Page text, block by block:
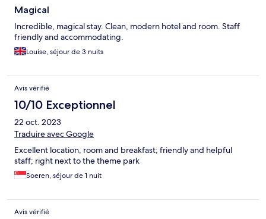
Magical
Incredible, magical stay. Clean, modern hotel and room. Staff
friendly and accommodating.
Louise, séjour de 3 nuits
Avis vérifié
10/10 Exceptionnel
22 oct. 2023
Traduire avec Google
Excellent location, room and breakfast; friendly and helpful
staff; right next to the theme park
Soeren, séjour de 1 nuit
Avis vérifié